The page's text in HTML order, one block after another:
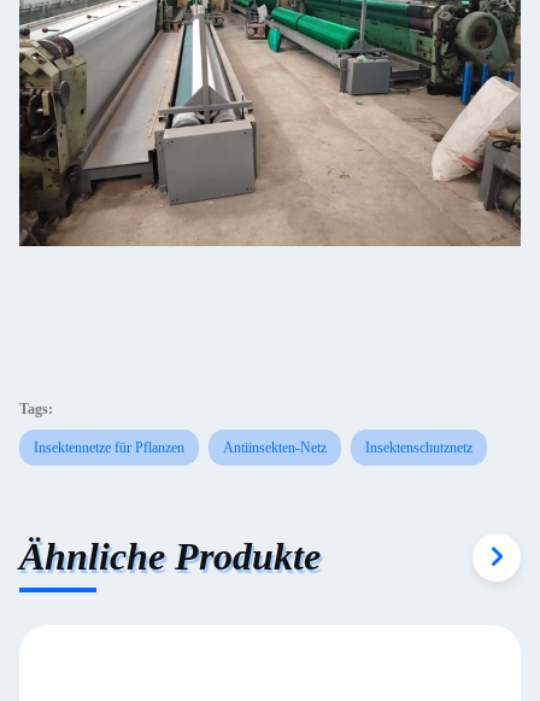
Tags:
Insektennetze für Pflanzen Antiinsekten-Netz Insektenschutznetz
Ähnliche Produkte